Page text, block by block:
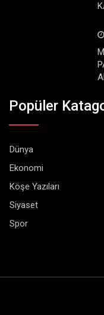
Popüler
Dünya
Ekonomi
Köşe Yazıları
Siyaset
Spor